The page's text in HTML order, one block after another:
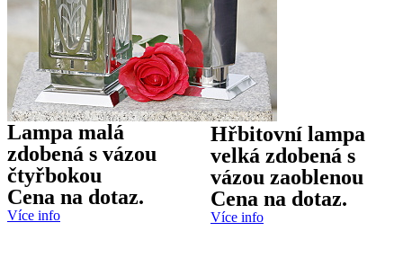
Lampa malá
zdobená s vázou
čtyřbokou
Cena na dotaz.
Více info
Hřbitovní lampa
velká zdobená s
vázou zaoblenou
Cena na dotaz.
Více info